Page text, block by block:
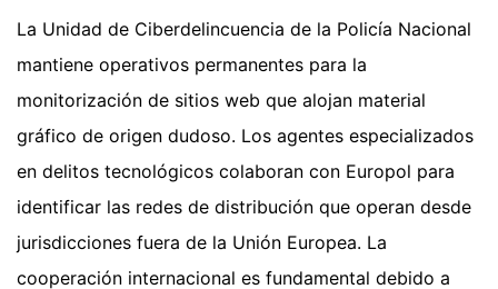
La Unidad de Ciberdelincuencia de la Policía Nacional
mantiene operativos permanentes para la
monitorización de sitios web que alojan material
gráfico de origen dudoso. Los agentes especializados
en delitos tecnológicos colaboran con Europol para
identificar las redes de distribución que operan desde
jurisdicciones fuera de la Unión Europea. La
cooperación internacional es fundamental debido a